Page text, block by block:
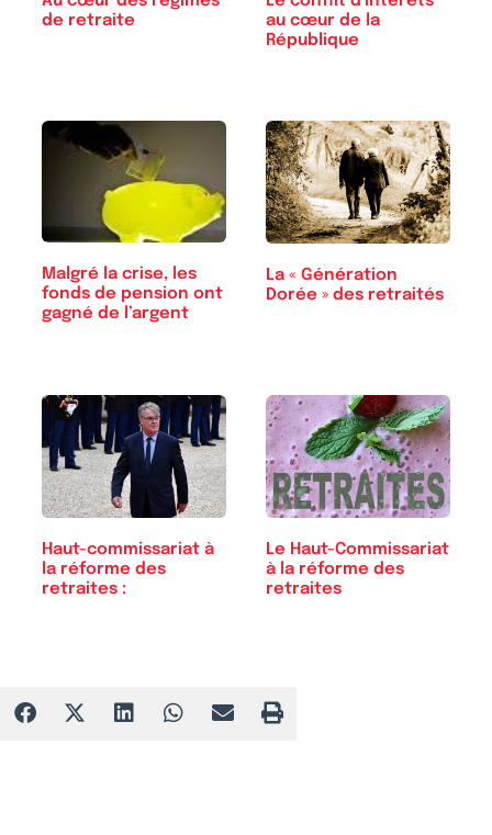
de retraite
au cœur de la
République
Malgré la crise, les
fonds de pension ont
gagné de l’argent
La « Génération
Dorée » des retraités
Haut-commissariat à
la réforme des
retraites :
Le Haut-Commissariat
à la réforme des
retraites